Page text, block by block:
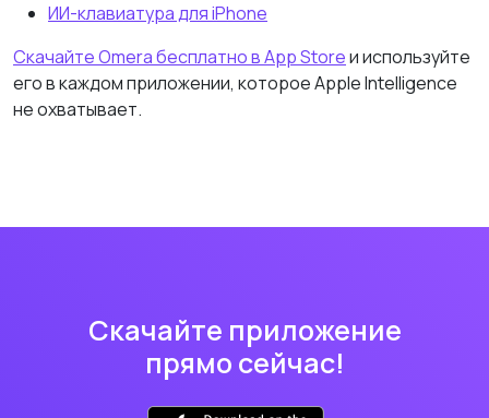
ИИ-клавиатура для iPhone
Скачайте Omera бесплатно в App Storeи используйте
его в каждом приложении, которое Apple Intelligence
не охватывает.
Скачайте приложение
прямо сейчас!